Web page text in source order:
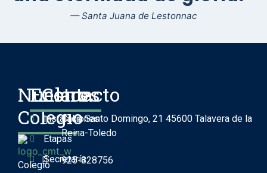
— Santa Juana de Lestonnac
Nuestro
Colegio
Colegio
Enlaces
Instalaciones
Etapas
Secretaría
Contacto
Calle Santo Domingo, 21 45600 Talavera de la
Reina-Toledo
925-828756